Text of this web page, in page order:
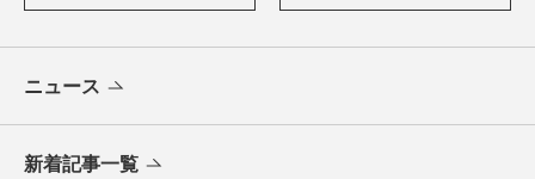
ニュース
新着記事一覧